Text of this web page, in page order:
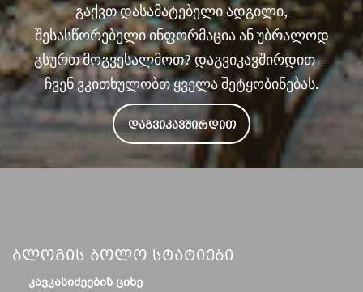
გაქვთ დასამატებელი ადგილი,
შესასწორებელი ინფორმაცია ან უბრალოდ
გსურთ მოგვესალმოთ? დაგვიკავშირდით —
ჩვენ ვკითხულობთ ყველა შეტყობინებას.
ᲓᲐᲒᲕᲘᲙᲐᲕᲨᲘᲠᲓᲘᲗ
Ბლოგის Ბოლო Სტატიები
ᲙᲐᲕᲙᲐᲡᲘᲫᲔᲔᲑᲘᲡ ᲪᲘᲮᲔ